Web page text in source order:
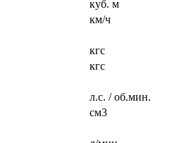
куб. м
км/ч
кгс
кгс
л.с. / об.мин.
см3